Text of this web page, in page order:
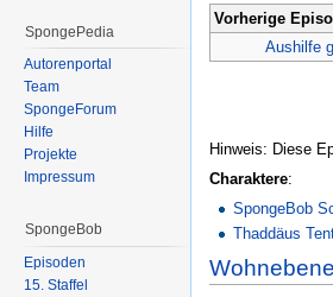
Vorherige
Aushilfe
Hinweis: Diese
Charaktere:
SpongeBob
Thaddäus
SpongePedia
Autorenportal
Team
SpongeForum
Hilfe
Projekte
Impressum
SpongeBob
Episoden
15. Staffel